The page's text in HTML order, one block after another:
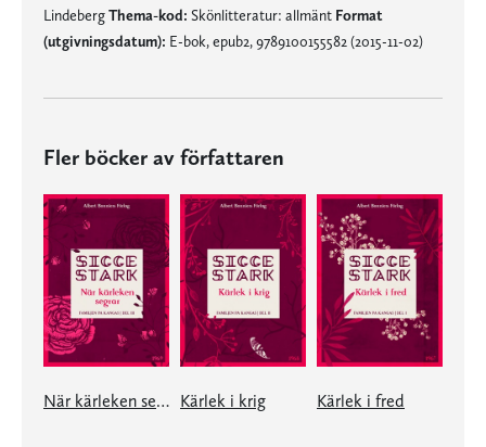
LindebergThema-kod: Skönlitteratur: allmänt Format
(utgivningsdatum): E-bok, epub2, 9789100155582 (2015-11-02)
Fler böcker av författaren
När kärleken segrar Kärlek i krig Kärlek i fred